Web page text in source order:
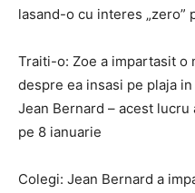
lasand-o cu interes „zero”
Traiti-o: Zoe a impartasit
despre ea insasi pe plaja
Jean Bernard – acest
pe 8 ianuarie
Colegi: Jean Bernard a